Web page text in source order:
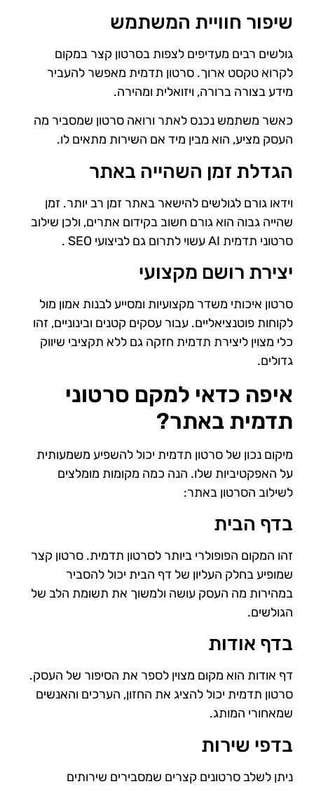
שיפור חוויית המשתמש
גולשים רבים מעדיפים לצפות בסרטון קצר במקום
לקרוא טקסט ארוך. סרטון תדמית מאפשר להעביר
מידע בצורה ברורה, ויזואלית ומהירה.
כאשר משתמש נכנס לאתר ורואה סרטון שמסביר מה
העסק מציע, הוא מבין מיד אם השירות מתאים לו.
הגדלת זמן השהייה באתר
וידאו גורם לגולשים להישאר באתר זמן רב יותר. זמן
שהייה גבוה הוא גורם חשוב בקידום אתרים, ולכן שילוב
סרטוני תדמית AI עשוי לתרום גם לביצועי SEO .
יצירת רושם מקצועי
סרטון איכותי משדר מקצועיות ומסייע לבנות אמון מול
לקוחות פוטנציאליים. עבור עסקים קטנים ובינוניים, זהו
כלי מצוין ליצירת תדמית חזקה גם ללא תקציבי שיווק
גדולים.
איפה כדאי למקם סרטוני
תדמית באתר?
מיקום נכון של סרטון תדמית יכול להשפיע משמעותית
על האפקטיביות שלו. הנה כמה מקומות מומלצים
לשילוב הסרטון באתר:
בדף הבית
זהו המקום הפופולרי ביותר לסרטון תדמית. סרטון קצר
שמופיע בחלק העליון של דף הבית יכול להסביר
במהירות מה העסק עושה ולמשוך את תשומת הלב של
הגולשים.
בדף אודות
דף אודות הוא מקום מצוין לספר את הסיפור של העסק.
סרטון תדמית יכול להציג את החזון, הערכים והאנשים
שמאחורי המותג.
בדפי שירות
ניתן לשלב סרטונים קצרים שמסבירים שירותים